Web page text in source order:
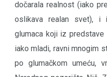
dočarala realnost (iako
oslikava realan svet), i
glumaca koji iz predstave
iako mladi, ravni mnogim
po glumačkom umeću,